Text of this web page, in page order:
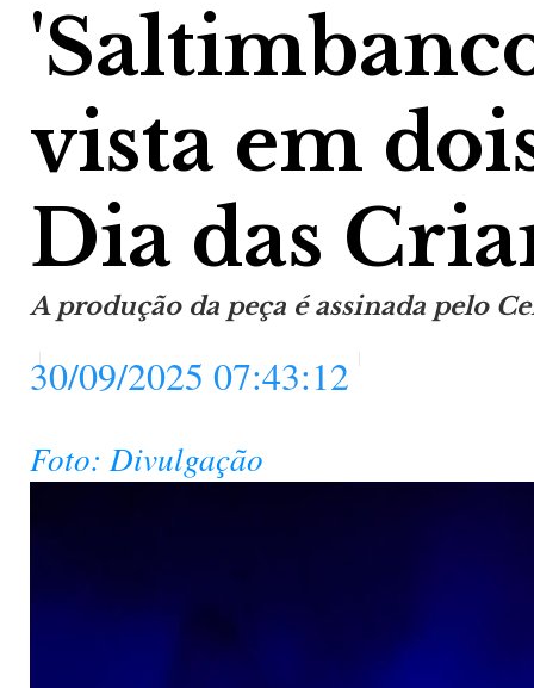
vista em
Dia das
A produção da peça é assinada pelo
30/09/2025 07:43:12
Foto: Divulgação